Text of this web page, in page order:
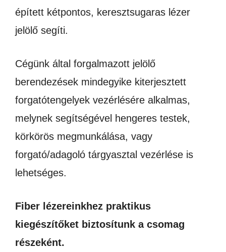
épített kétpontos, keresztsugaras lézer
jelölő segíti.
Cégünk által forgalmazott jelölő
berendezések mindegyike kiterjesztett
forgatótengelyek vezérlésére alkalmas,
melynek segítségével hengeres testek,
körkörös megmunkálása, vagy
forgató/adagoló tárgyasztal vezérlése is
lehetséges.
Fiber lézereinkhez praktikus
kiegészítőket biztosítunk a csomag
részeként.